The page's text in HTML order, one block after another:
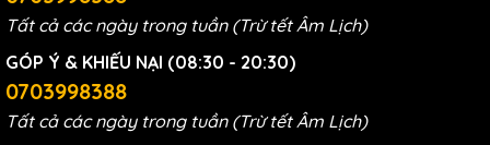
Tất cả các ngày trong tuần (Trừ tết Âm Lịch)
GÓP Ý & KHIẾU NẠI (08:30 - 20:30)
0703998388
Tất cả các ngày trong tuần (Trừ tết Âm Lịch)